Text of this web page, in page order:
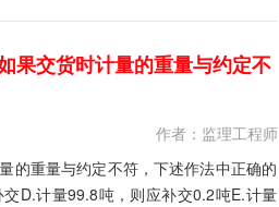
果交货时计量的重量与约定不
作者：监理工程师
的重量与约定不符，下述作法中正确的
D.计量99.8吨，则应补交0.2吨E.计量